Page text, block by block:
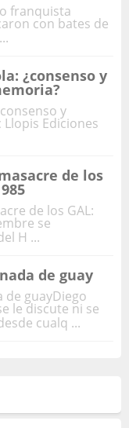
franquista
con bates de
¿consenso y
y
Ediciones
de los
de los GAL:
se
H ...
de guay
de guayDiego
le discute ni se
cualq ...